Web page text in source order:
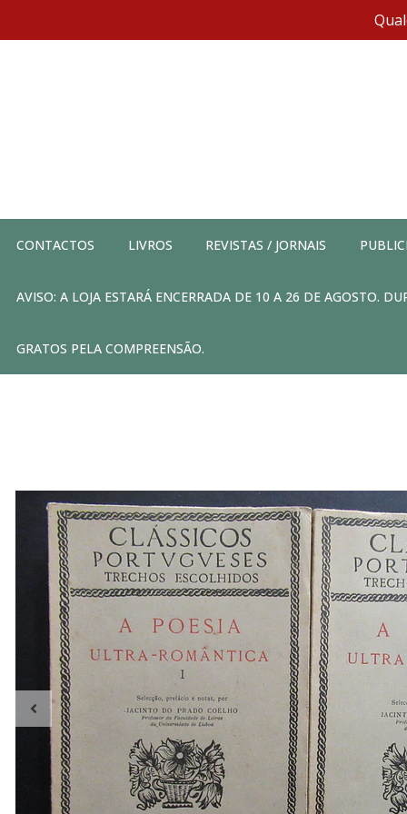
CONTACTOS LIVROS REVISTAS / JORNAIS
AVISO: A LOJA ESTARÁ ENCERRADA DE 10 A 26 DE AGOSTO.
GRATOS PELA COMPREENSÃO.